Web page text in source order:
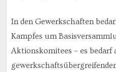
In den Gewerkschaften
Kampfes um
Aktionskomitees – es bedarf